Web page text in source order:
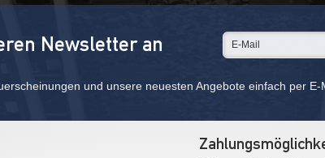
Newsletter an
und unsere neuesten Angebote einfach per E-